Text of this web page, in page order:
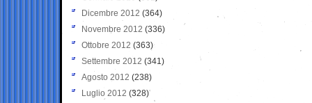
Dicembre 2012 (364)
Novembre 2012 (336)
Ottobre 2012 (363)
Settembre 2012 (341)
Agosto 2012 (238)
Luglio 2012 (328)